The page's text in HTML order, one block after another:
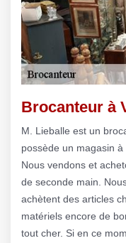
Brocanteur à
M. Lieballe est un
possède un magasin à
Nous vendons et
de seconde main.
achètent des articles
matériels encore de
tout cher. Si en ce